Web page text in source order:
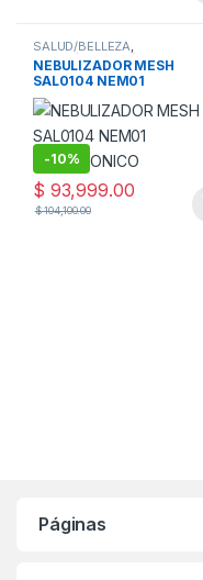
SALUD/BELLEZA
SALUD/BELLEZA/FITNESS
NEBULIZADORES,SALUD
NEBULIZADOR MESH
SAL0104 NEM01
ULTRASONICO
-10%
$ 93,999.00
$104,100.00
Páginas